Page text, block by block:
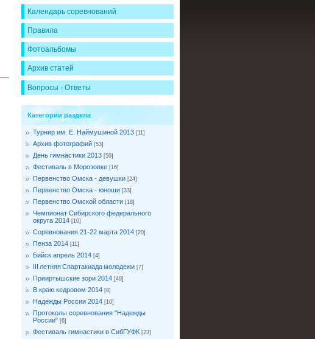
Календарь соревнований
Правила
Фотоальбомы
Архив статей
Вопросы - Ответы
Категории раздела
Турнир им. Е. Наймушиной 2013 [11]
Архив фотографий [53]
День гимнастики 2013 [59]
Фестиваль в Морозовке [16]
Первенство Омска - девушки [24]
Первенство Омска - юноши [33]
Первенство Омской области [18]
Чемпионат Сибирского федерального
округа 2014 [10]
Соревнования 21-22 марта 2014 [20]
Пенза 2014 [11]
Бийск апрель 2014 [4]
III летняя Спартакиада молодежи [7]
Прииртышские зори 2014 [49]
В краю кедровом 2014 [8]
Надежды России 2014 [10]
Протоколы соревнования "Надежды
России" [6]
Фестиваль гимнастики в СибГУФК [23]